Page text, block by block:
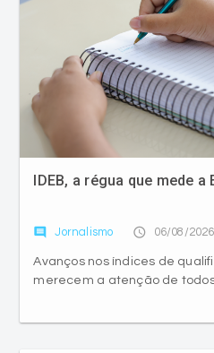
IDEB, a régua que mede a
comment Jornalismo access_time 06/08/
Avanços nos índices de
merecem a atenção de